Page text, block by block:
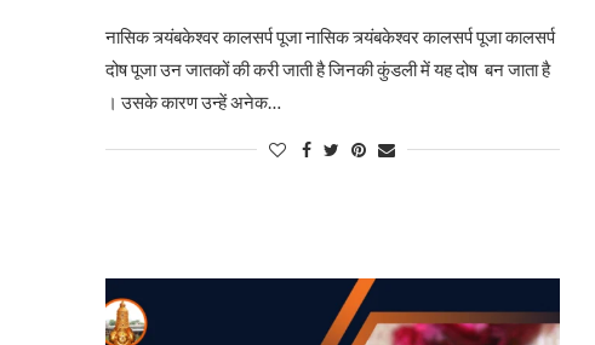
नासिक त्र्यंबकेश्वर कालसर्प पूजा नासिक त्र्यंबकेश्वर कालसर्प पूजा कालसर्प
दोष पूजा उन जातकों की करी जाती है जिनकी कुंडली में यह दोष बन जाता है
। उसके कारण उन्हें अनेक…